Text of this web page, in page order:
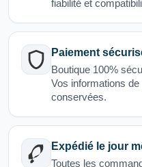
fiabilité et
Paiement
Boutique 100%
Vos informations
conservées.
Expédié le jour
Toutes les